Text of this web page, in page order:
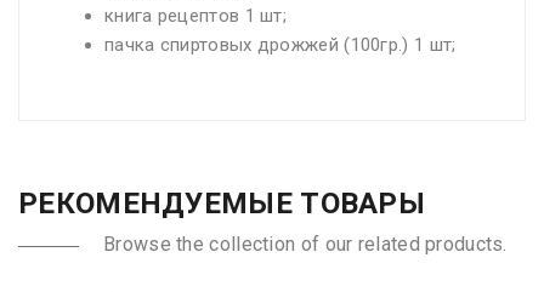
книга рецептов 1 шт;
пачка спиртовых дрожжей (100гр.) 1 шт;
РЕКОМЕНДУЕМЫЕ ТОВАРЫ
Browse the collection of our related products.